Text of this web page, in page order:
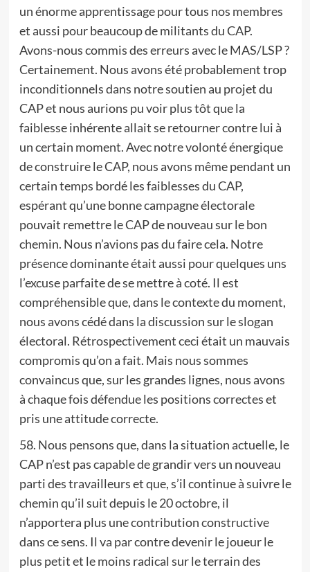
un énorme apprentissage pour tous nos membres
et aussi pour beaucoup de militants du CAP.
Avons-nous commis des erreurs avec le MAS/LSP ?
Certainement. Nous avons été probablement trop
inconditionnels dans notre soutien au projet du
CAP et nous aurions pu voir plus tôt que la
faiblesse inhérente allait se retourner contre lui à
un certain moment. Avec notre volonté énergique
de construire le CAP, nous avons même pendant un
certain temps bordé les faiblesses du CAP,
espérant qu’une bonne campagne électorale
pouvait remettre le CAP de nouveau sur le bon
chemin. Nous n’avions pas du faire cela. Notre
présence dominante était aussi pour quelques uns
l’excuse parfaite de se mettre à coté. Il est
compréhensible que, dans le contexte du moment,
nous avons cédé dans la discussion sur le slogan
électoral. Rétrospectivement ceci était un mauvais
compromis qu’on a fait. Mais nous sommes
convaincus que, sur les grandes lignes, nous avons
à chaque fois défendue les positions correctes et
pris une attitude correcte.
58. Nous pensons que, dans la situation actuelle, le
CAP n’est pas capable de grandir vers un nouveau
parti des travailleurs et que, s’il continue à suivre le
chemin qu’il suit depuis le 20 octobre, il
n’apportera plus une contribution constructive
dans ce sens. Il va par contre devenir le joueur le
plus petit et le moins radical sur le terrain des